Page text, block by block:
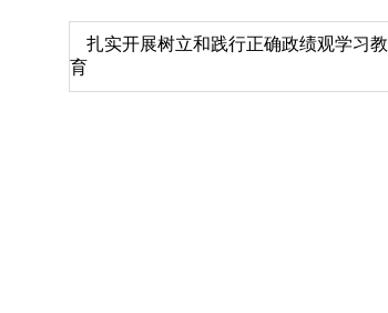
扎实开展树立和践行正确政绩观学习教
育